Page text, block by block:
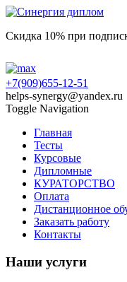
Скидка 10% при
+7(909)655-12-51
helps-synergy@yandex.ru
Toggle Navigation
Главная
Тесты
Курсовые
Дипломные
КУРАТОРСТВО
Оплата
Дистанционное
Заказать работу
Контакты
Наши услуги